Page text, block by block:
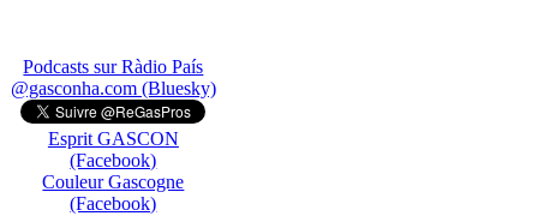
Podcasts sur Ràdio País
@gasconha.com (Bluesky)
Esprit GASCON
(Facebook)
Couleur Gascogne
(Facebook)